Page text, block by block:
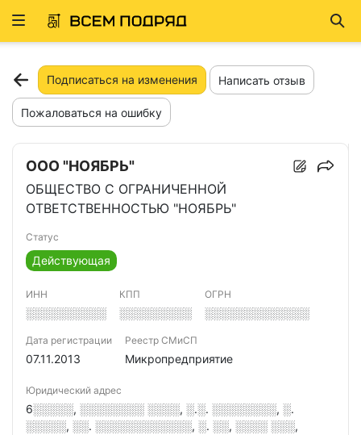
Развернуть
Подписаться на изменения Написать отзыв
Пожаловаться на ошибку
ООО "НОЯБРЬ"
ОБЩЕСТВО С ОГРАНИЧЕННОЙ
ОТВЕТСТВЕННОСТЬЮ "НОЯБРЬ"
Статус
Действующая
ИНН
░░░░░░░░░░
КПП
░░░░░░░░░
ОГРН
░░░░░░░░░░░░░
Дата регистрации
07.11.2013
Реестр СМиСП
Микропредприятие
Юридический адрес
6░░░░░, ░░░░░░░░ ░░░░, ░.░. ░░░░░░░░, ░.
░░░░░, ░░. ░░░░░░░░░░░░, ░. ░░, ░░░░ ░░░,